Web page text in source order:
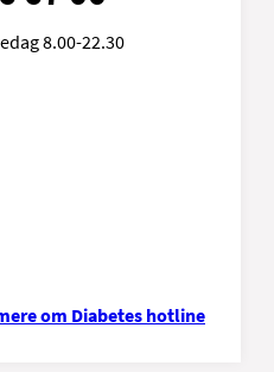
8.00-22.30
om Diabetes hotline